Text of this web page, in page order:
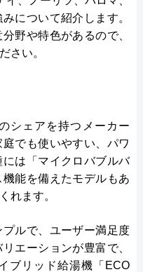
について紹介します。
野や特色があるので、
さい。
シェアを持つメーカー
でも使いやすい、パワ
は「マイクロバブルバ
能を備えたモデルもあ
れます。
ルで、ユーザー満足度
エーションが豊富で、
ブリッド給湯機「ECO